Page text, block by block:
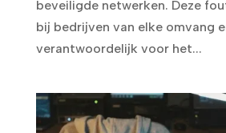
beveiligde netwerken. Deze
bij bedrijven van elke omvang
verantwoordelijk voor het...